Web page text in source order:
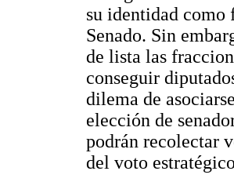
su identidad como
Senado. Sin
de lista las
conseguir
dilema de
elección de
podrán recolectar
del voto